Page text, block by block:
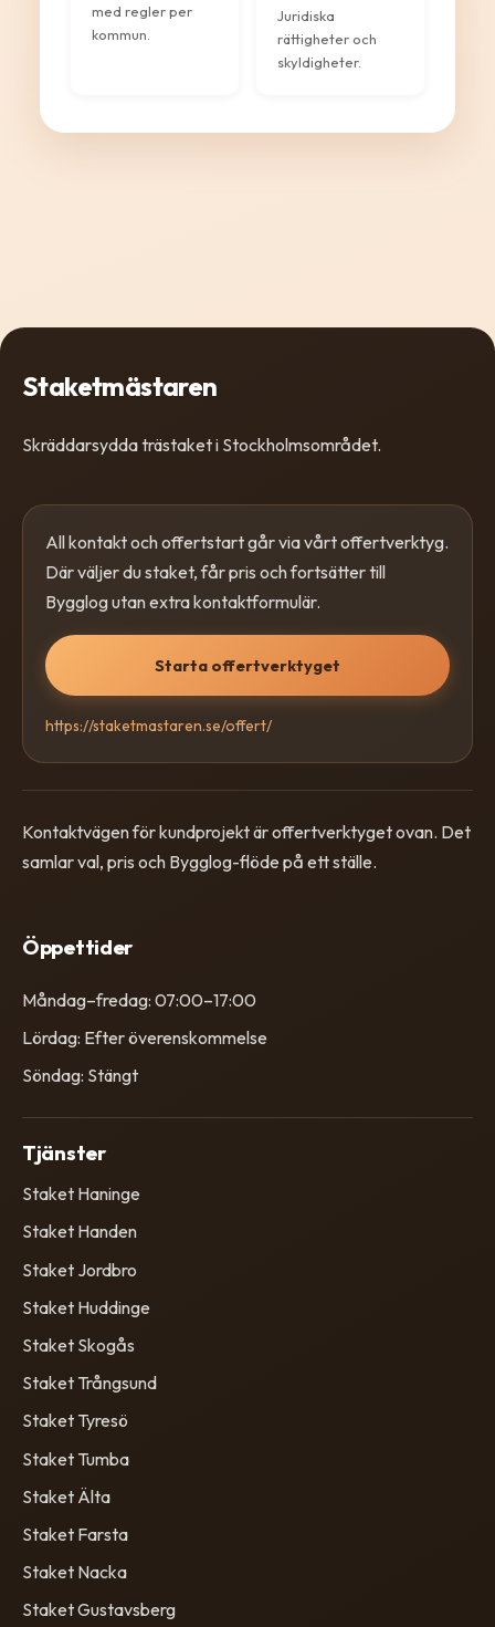
med regler per
kommun.
Juridiska
rättigheter och
skyldigheter.
Staketmästaren
Skräddarsydda trästaket i Stockholmsområdet.
All kontakt och offertstart går via vårt offertverktyg.
Där väljer du staket, får pris och fortsätter till
Bygglog utan extra kontaktformulär.
Starta offertverktyget
https://staketmastaren.se/offert/
Kontaktvägen för kundprojekt är offertverktyget ovan. Det
samlar val, pris och Bygglog-flöde på ett ställe.
Öppettider
Måndag–fredag: 07:00–17:00
Lördag: Efter överenskommelse
Söndag: Stängt
Tjänster
Staket Haninge
Staket Handen
Staket Jordbro
Staket Huddinge
Staket Skogås
Staket Trångsund
Staket Tyresö
Staket Tumba
Staket Älta
Staket Farsta
Staket Nacka
Staket Gustavsberg